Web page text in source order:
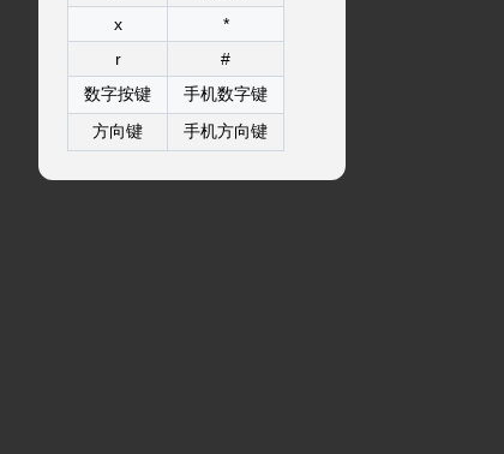
x
*
r
#
数字按键
手机数字键
方向键
手机方向键